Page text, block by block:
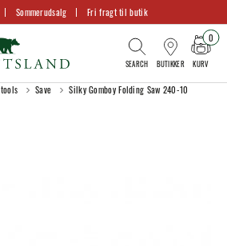
Sommerudsalg Fri fragt til butik
BUTIKKER KURV
0
Save Silky Gomboy Folding Saw 240-10